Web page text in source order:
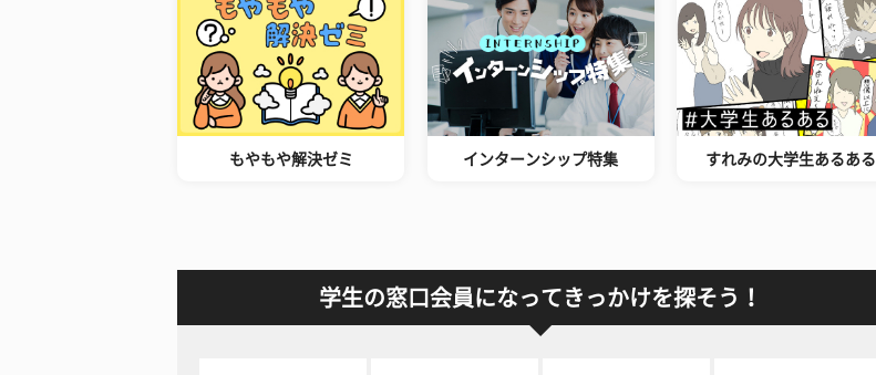
もやもや解決ゼミ インターンシップ特集 すれみの大学生あるある
学生の窓口会員になってきっかけを探そう！